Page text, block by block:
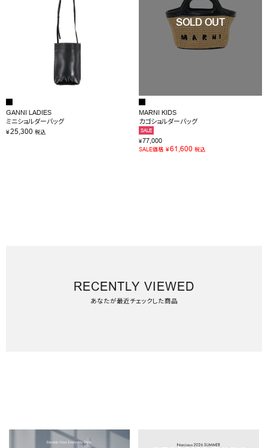
GANNI LADIES
ミニショルダーバッグ
¥25,300 税込
MARNI KIDS
カゴショルダーバッグ
SALE
¥77,000
SALE価格 ¥61,600 税込
RECENTLY VIEWED
あなたが最近チェックした商品